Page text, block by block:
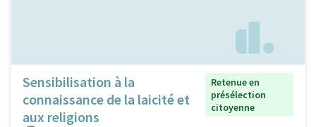
Sensibilisation à la
connaissance de la laicité et
aux religions
Retenue en
présélection
citoyenne